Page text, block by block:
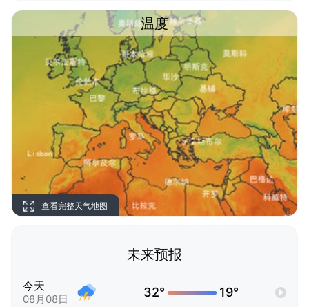
温度
查看完整天气地图
未来预报
今天
08月08日 32° 19°